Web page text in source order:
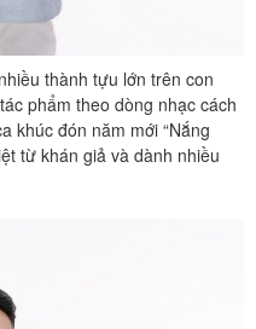
thành tựu lớn trên con
phẩm theo dòng nhạc cách
khúc đón năm mới “Nắng
từ khán giả và dành nhiều